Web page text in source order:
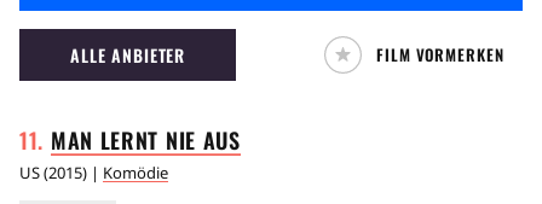
ALLE ANBIETER FILM VORMERKEN
MAN LERNT NIE AUS
US(2015) | Komödie